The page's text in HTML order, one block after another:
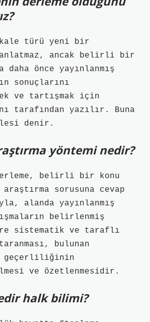
türü yeni bir
anlatmaz, ancak belirli bir
daha önce yayınlanmış
sonuçlarını
ve tartışmak için
tarafından yazılır. Buna
denir.
yöntemi nedir?
belirli bir konu
sorusuna cevap
alanda yayınlanmış
belirlenmiş
sistematik ve taraflı
bulunan
geçerliliğinin
ve özetlenmesidir.
halk bilimi?